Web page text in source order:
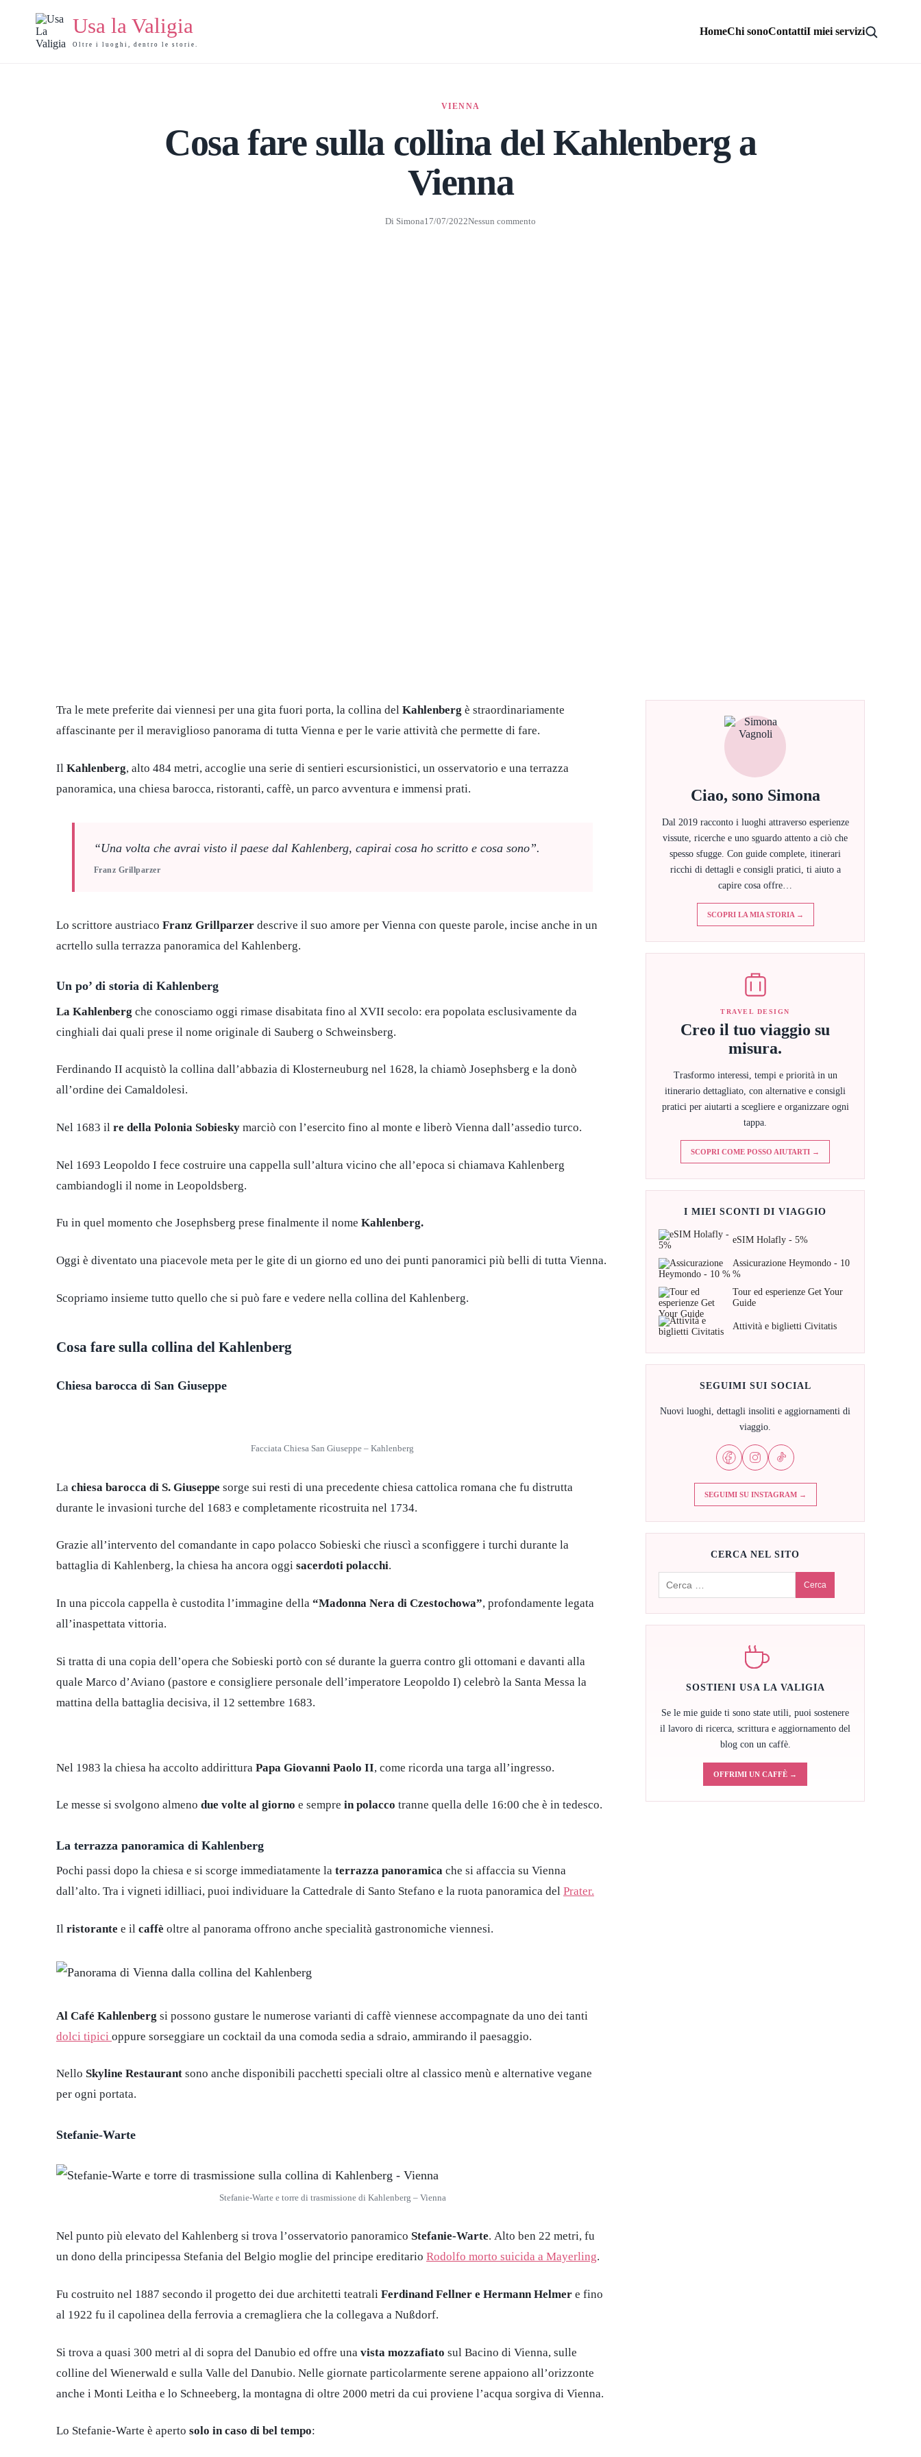
contenuto
Usa la Valigia
Oltre i luoghi, dentro le storie.
HomeChi sonoContattiI miei servizi
VIENNA
Cosa fare sulla collina del Kahlenberg a
Vienna
Di Simona17/07/2022Nessun commento
Tra le mete preferite dai viennesi per una gita fuori porta, la collina del Kahlenberg è straordinariamente
affascinante per il meraviglioso panorama di tutta Vienna e per le varie attività che permette di fare.
Il Kahlenberg, alto 484 metri, accoglie una serie di sentieri escursionistici, un osservatorio e una terrazza
panoramica, una chiesa barocca, ristoranti, caffè, un parco avventura e immensi prati.
“Una volta che avrai visto il paese dal Kahlenberg, capirai cosa ho scritto e cosa sono”.
Franz Grillparzer
Lo scrittore austriaco Franz Grillparzer descrive il suo amore per Vienna con queste parole, incise anche in un
acrtello sulla terrazza panoramica del Kahlenberg.
Un po’ di storia di Kahlenberg
La Kahlenberg che conosciamo oggi rimase disabitata fino al XVII secolo: era popolata esclusivamente da
cinghiali dai quali prese il nome originale di Sauberg o Schweinsberg.
Ferdinando II acquistò la collina dall’abbazia di Klosterneuburg nel 1628, la chiamò Josephsberg e la donò
all’ordine dei Camaldolesi.
Nel 1683 il re della Polonia Sobiesky marciò con l’esercito fino al monte e liberò Vienna dall’assedio turco.
Nel 1693 Leopoldo I fece costruire una cappella sull’altura vicino che all’epoca si chiamava Kahlenberg
cambiandogli il nome in Leopoldsberg.
Fu in quel momento che Josephsberg prese finalmente il nome Kahlenberg.
Oggi è diventato una piacevole meta per le gite di un giorno ed uno dei punti panoramici più belli di tutta Vienna.
Scopriamo insieme tutto quello che si può fare e vedere nella collina del Kahlenberg.
Cosa fare sulla collina del Kahlenberg
Chiesa barocca di San Giuseppe
Facciata Chiesa San Giuseppe – Kahlenberg
La chiesa barocca di S. Giuseppe sorge sui resti di una precedente chiesa cattolica romana che fu distrutta
durante le invasioni turche del 1683 e completamente ricostruita nel 1734.
Grazie all’intervento del comandante in capo polacco Sobieski che riuscì a sconfiggere i turchi durante la
battaglia di Kahlenberg, la chiesa ha ancora oggi sacerdoti polacchi.
In una piccola cappella è custodita l’immagine della “Madonna Nera di Czestochowa”, profondamente legata
all’inaspettata vittoria.
Si tratta di una copia dell’opera che Sobieski portò con sé durante la guerra contro gli ottomani e davanti alla
quale Marco d’Aviano (pastore e consigliere personale dell’imperatore Leopoldo I) celebrò la Santa Messa la
mattina della battaglia decisiva, il 12 settembre 1683.
Nel 1983 la chiesa ha accolto addirittura Papa Giovanni Paolo II, come ricorda una targa all’ingresso.
Le messe si svolgono almeno due volte al giorno e sempre in polacco tranne quella delle 16:00 che è in tedesco.
La terrazza panoramica di Kahlenberg
Pochi passi dopo la chiesa e si scorge immediatamente la terrazza panoramica che si affaccia su Vienna
dall’alto. Tra i vigneti idilliaci, puoi individuare la Cattedrale di Santo Stefano e la ruota panoramica del Prater.
Il ristorante e il caffè oltre al panorama offrono anche specialità gastronomiche viennesi.
Al Café Kahlenberg si possono gustare le numerose varianti di caffè viennese accompagnate da uno dei tanti
dolci tipici oppure sorseggiare un cocktail da una comoda sedia a sdraio, ammirando il paesaggio.
Nello Skyline Restaurant sono anche disponibili pacchetti speciali oltre al classico menù e alternative vegane
per ogni portata.
Stefanie-Warte
Stefanie-Warte e torre di trasmissione di Kahlenberg – Vienna
Nel punto più elevato del Kahlenberg si trova l’osservatorio panoramico Stefanie-Warte. Alto ben 22 metri, fu
un dono della principessa Stefania del Belgio moglie del principe ereditario Rodolfo morto suicida a Mayerling.
Fu costruito nel 1887 secondo il progetto dei due architetti teatrali Ferdinand Fellner e Hermann Helmer e fino
al 1922 fu il capolinea della ferrovia a cremagliera che la collegava a Nußdorf.
Si trova a quasi 300 metri al di sopra del Danubio ed offre una vista mozzafiato sul Bacino di Vienna, sulle
colline del Wienerwald e sulla Valle del Danubio. Nelle giornate particolarmente serene appaiono all’orizzonte
anche i Monti Leitha e lo Schneeberg, la montagna di oltre 2000 metri da cui proviene l’acqua sorgiva di Vienna.
Lo Stefanie-Warte è aperto solo in caso di bel tempo:
Ciao, sono Simona
Dal 2019 racconto i luoghi attraverso esperienze
vissute, ricerche e uno sguardo attento a ciò che
spesso sfugge. Con guide complete, itinerari
ricchi di dettagli e consigli pratici, ti aiuto a
capire cosa offre…
SCOPRI LA MIA STORIA →
TRAVEL DESIGN
Creo il tuo viaggio su
misura.
Trasformo interessi, tempi e priorità in un
itinerario dettagliato, con alternative e consigli
pratici per aiutarti a scegliere e organizzare ogni
tappa.
SCOPRI COME POSSO AIUTARTI →
I MIEI SCONTI DI VIAGGIO
eSIM Holafly - 5%
Assicurazione Heymondo - 10
%
Tour ed esperienze Get Your
Guide
Attività e biglietti Civitatis
SEGUIMI SUI SOCIAL
Nuovi luoghi, dettagli insoliti e aggiornamenti di
viaggio.
SEGUIMI SU INSTAGRAM →
CERCA NEL SITO
SOSTIENI USA LA VALIGIA
Se le mie guide ti sono state utili, puoi sostenere
il lavoro di ricerca, scrittura e aggiornamento del
blog con un caffè.
OFFRIMI UN CAFFÈ →